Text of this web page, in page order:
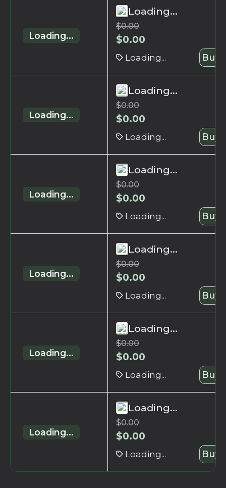
Loading...
Loading...
$0.00
$0.00
Loading... Buy
Loading...
Loading...
$0.00
$0.00
Loading... Buy
Loading...
Loading...
$0.00
$0.00
Loading... Buy
Loading...
Loading...
$0.00
$0.00
Loading... Buy
Loading...
Loading...
$0.00
$0.00
Loading... Buy
Loading...
Loading...
$0.00
$0.00
Loading... Buy